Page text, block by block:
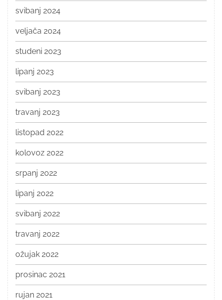
svibanj 2024
veljača 2024
studeni 2023
lipanj 2023
svibanj 2023
travanj 2023
listopad 2022
kolovoz 2022
srpanj 2022
lipanj 2022
svibanj 2022
travanj 2022
ožujak 2022
prosinac 2021
rujan 2021